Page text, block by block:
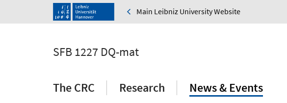
Main Leibniz University Website
SFB 1227 DQ-mat
The CRC Research News & Events